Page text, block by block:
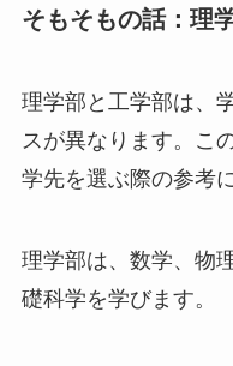
そもそもの話：理
理学部と工学部は、
スが異なります。こ
学先を選ぶ際の参考
理学部は、数学、物
礎科学を学びます。